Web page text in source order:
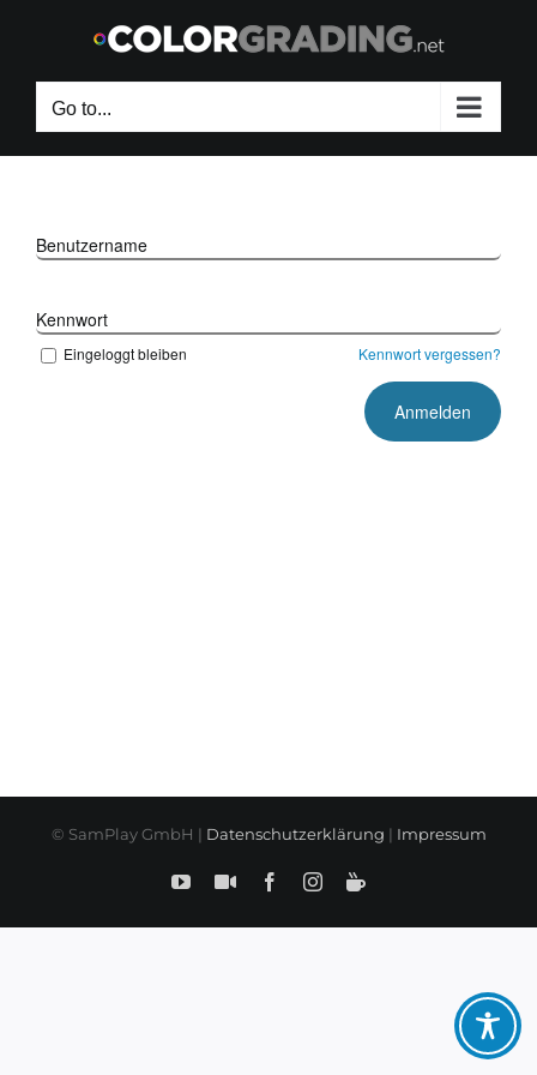
content
Go to...
Benutzername
Kennwort
Eingeloggt bleiben Kennwort vergessen?
© SamPlay GmbH | Datenschutzerklärung | Impressum
YouTubeSamPlayFacebookInstagramBuyMeCoffe